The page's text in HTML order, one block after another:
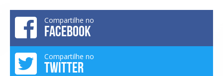
Compartilhe no
FACEBOOK
Compartilhe no
TWITTER